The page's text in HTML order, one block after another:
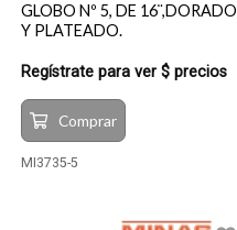
GLOBO Nº 5, DE 16¨,DORADO
Y PLATEADO.
Regístrate para ver $ precios
Comprar
MI3735-5